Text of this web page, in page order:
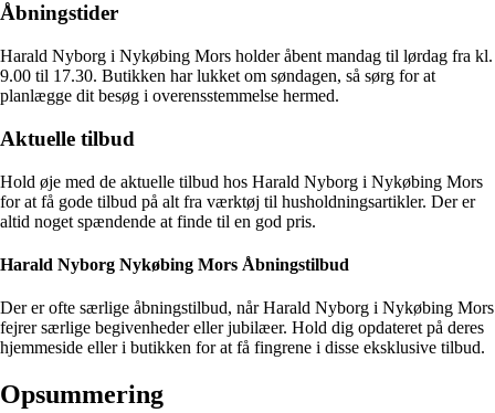
Åbningstider
Harald Nyborg i Nykøbing Mors holder åbent mandag til lørdag fra kl.
9.00 til 17.30. Butikken har lukket om søndagen, så sørg for at
planlægge dit besøg i overensstemmelse hermed.
Aktuelle tilbud
Hold øje med de aktuelle tilbud hos Harald Nyborg i Nykøbing Mors
for at få gode tilbud på alt fra værktøj til husholdningsartikler. Der er
altid noget spændende at finde til en god pris.
Harald Nyborg Nykøbing Mors Åbningstilbud
Der er ofte særlige åbningstilbud, når Harald Nyborg i Nykøbing Mors
fejrer særlige begivenheder eller jubilæer. Hold dig opdateret på deres
hjemmeside eller i butikken for at få fingrene i disse eksklusive tilbud.
Opsummering